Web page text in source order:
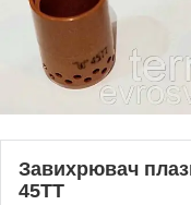
Завихрювач
45TT